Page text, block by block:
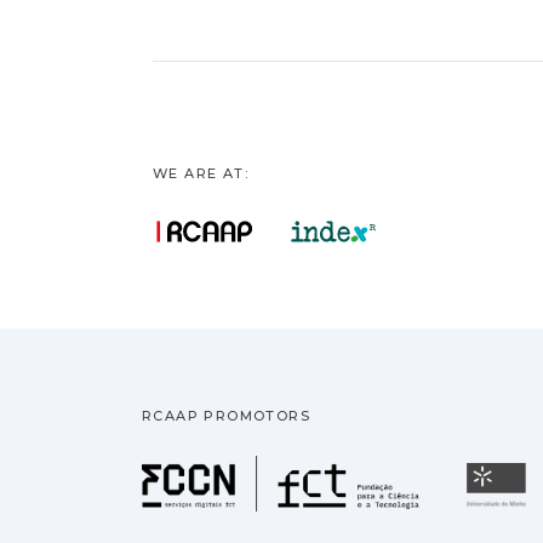
WE ARE AT:
RCAAP PROMOTORS
Fundação